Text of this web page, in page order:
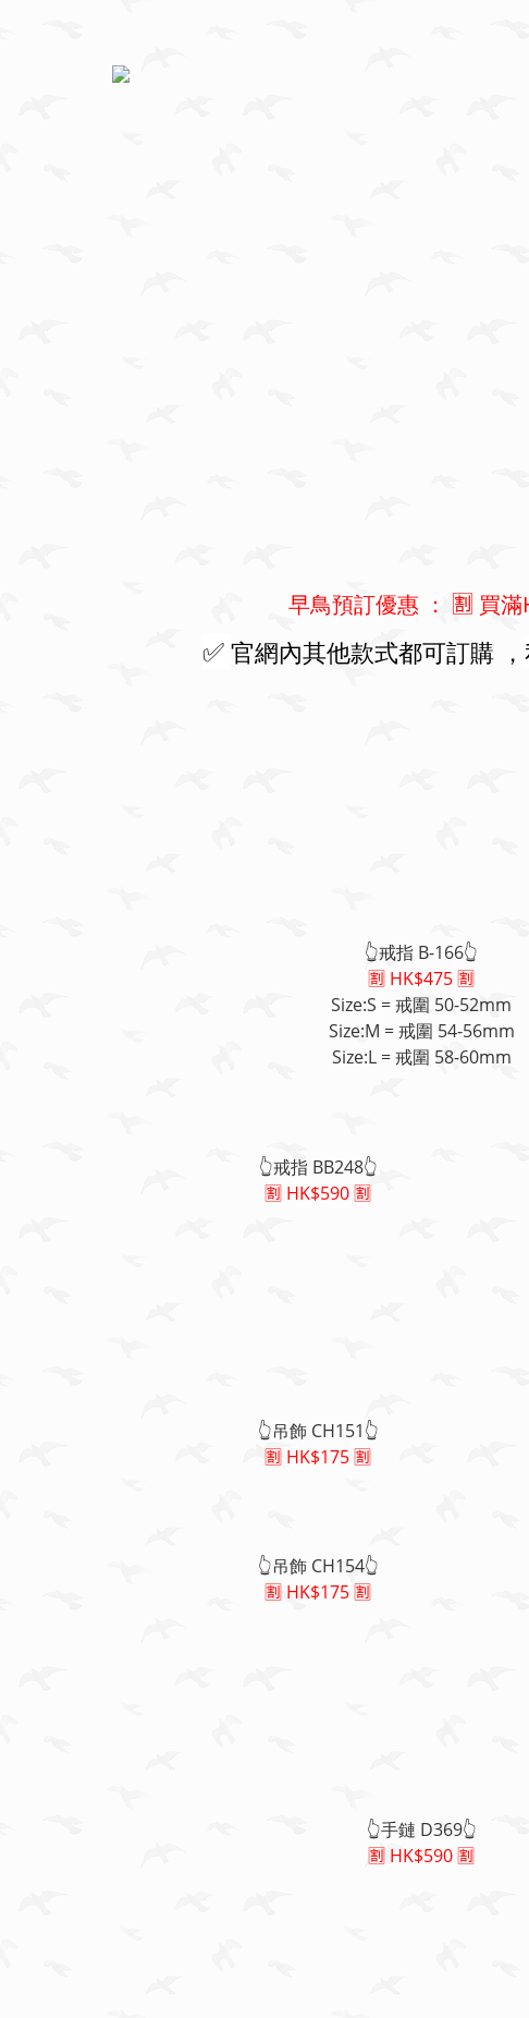
早鳥預訂優惠 ： 🈹 買
✅ 官網內其他款式都可訂購 ，
👆戒指 B-166👆
🈹 HK$475 🈹
Size:S = 戒圍 50-52mm
Size:M = 戒圍 54-56mm
Size:L = 戒圍 58-60mm
👆戒指 BB248👆
🈹 HK$590 🈹
👆吊飾 CH151👆
🈹 HK$175 🈹
👆吊飾 CH154👆
🈹 HK$175 🈹
👆手鏈 D369👆
🈹 HK$590 🈹